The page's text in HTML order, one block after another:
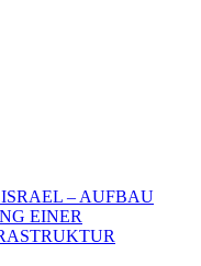
– AUFBAU
EINER